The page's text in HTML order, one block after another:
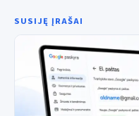
SUSIJĘ ĮRAŠAI